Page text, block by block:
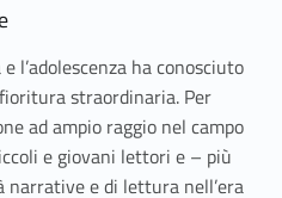
l’adolescenza ha conosciuto
straordinaria. Per
ad ampio raggio nel campo
e giovani lettori e – più
narrative e di lettura nell’era